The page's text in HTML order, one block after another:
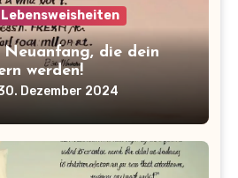
die dein
werden!
Dezember 2024